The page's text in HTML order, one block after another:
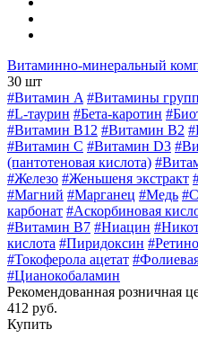
Витаминно-минеральный
30 шт
#Витамин A #Витамины
#L-таурин #Бета-каротин
#Витамин B12 #Витамин B2
#Витамин C #Витамин D3
(пантотеновая кислота)
#Железо #Женьшеня экстракт
#Магний #Марганец #Медь
карбонат #Аскорбиновая
#Витамин В7 #Ниацин
кислота #Пиридоксин
#Токоферола ацетат
#Цианокобаламин
Рекомендованная розничная
412 руб.
Купить